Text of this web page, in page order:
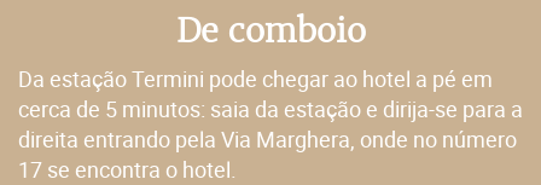
De comboio
Da estação Termini pode chegar ao hotel a pé em
cerca de 5 minutos: saia da estação e dirija-se para a
direita entrando pela Via Marghera, onde no número
17 se encontra o hotel.